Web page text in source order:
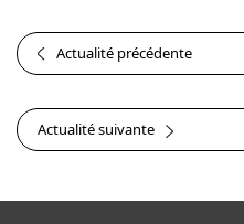
Actualité précédente
Actualité suivante